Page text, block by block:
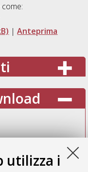
utilizza i
|Anteprima